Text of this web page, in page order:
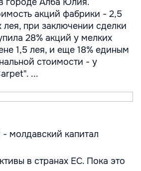
акций фабрики - 2,5
при заключении сделки
28% акций у мелких
1,5 лея, и еще 18% единым
стоимости - у
...
молдавский капитал
в странах ЕС. Пока это